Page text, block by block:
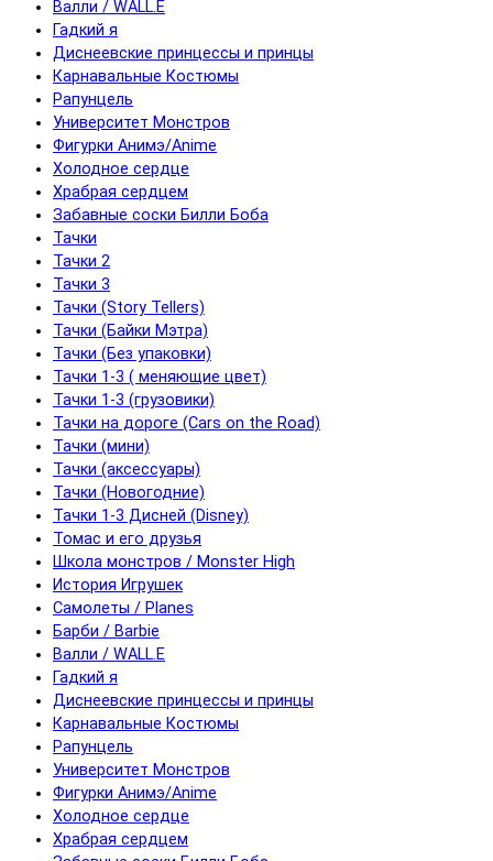
Валли / WALL.E
Гадкий я
Диснеевские принцессы и принцы
Карнавальные Костюмы
Рапунцель
Университет Монстров
Фигурки Анимэ/Anime
Холодное сердце
Храбрая сердцем
Забавные соски Билли Боба
Тачки
Тачки 2
Тачки 3
Тачки (Story Tellers)
Тачки (Байки Мэтра)
Тачки (Без упаковки)
Тачки 1-3 ( меняющие цвет)
Тачки 1-3 (грузовики)
Тачки на дороге (Cars on the Road)
Тачки (мини)
Тачки (аксессуары)
Тачки (Новогодние)
Тачки 1-3 Дисней (Disney)
Томас и его друзья
Школа монстров / Monster High
История Игрушек
Самолеты / Planes
Барби / Barbie
Валли / WALL.E
Гадкий я
Диснеевские принцессы и принцы
Карнавальные Костюмы
Рапунцель
Университет Монстров
Фигурки Анимэ/Anime
Холодное сердце
Храбрая сердцем